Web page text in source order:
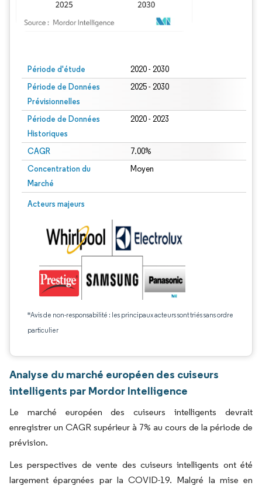
Période d'étude 2020 - 2030
Période de Données
Prévisionnelles
2025 - 2030
Période de Données
Historiques
2020 - 2023
CAGR 7.00%
Concentration du
Marché
Moyen
Acteurs majeurs
*Avis de non-responsabilité : les principaux acteurs sont triés sans ordre
particulier
Analyse du marché européen des cuiseurs
intelligents par Mordor Intelligence
Le marché européen des cuiseurs intelligents devrait
enregistrer un CAGR supérieur à 7% au cours de la période de
prévision.
Les perspectives de vente des cuiseurs intelligents ont été
largement épargnées par la COVID-19. Malgré la mise en